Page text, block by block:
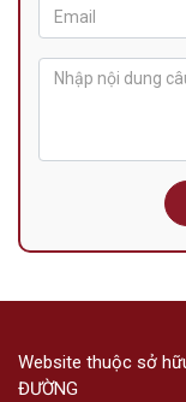
Website thuộc sở
ĐƯỜNG